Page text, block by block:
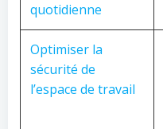
quotidienne
Optimiser la
sécurité de
l’espace de travail